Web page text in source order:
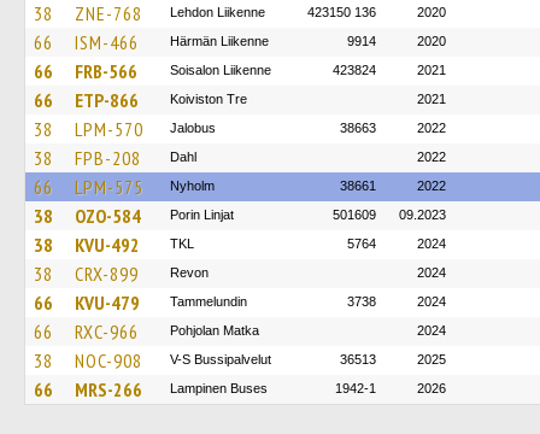
38 ZNE-768 Lehdon Liikenne 423150 136 2020
66 ISM-466 Härmän Liikenne 9914 2020
66 FRB-566 Soisalon Liikenne 423824 2021
66 ETP-866 Koiviston Tre 2021
38 LPM-570 Jalobus 38663 2022
38 FPB-208 Dahl 2022
66 LPM-575 Nyholm 38661 2022
38 OZO-584 Porin Linjat 501609 09.2023
38 KVU-492 TKL 5764 2024
38 CRX-899 Revon 2024
66 KVU-479 Tammelundin 3738 2024
66 RXC-966 Pohjolan Matka 2024
38 NOC-908 V-S Bussipalvelut 36513 2025
66 MRS-266 Lampinen Buses 1942-1 2026